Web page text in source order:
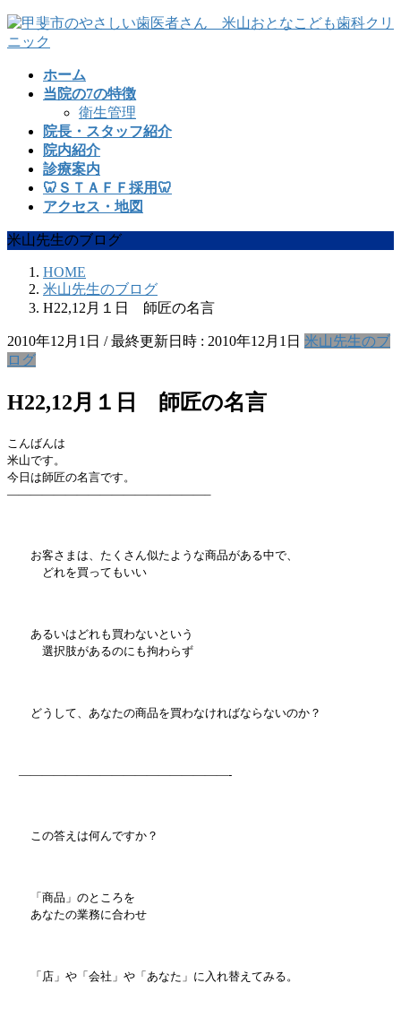
コ
ン
ナ
ビ
ホーム
当院の7の特徴
衛生管理
院長・スタッフ紹介
院内紹介
診療案内
🦷ＳＴＡＦＦ採用🦷
アクセス・地図
米山先生のブログ
HOME
米山先生のブログ
H22,12月１日 師匠の名言
2010年12月1日 / 最終更新日時 : 2010年12月1日 米山先生のブ
ログ
H22,12月１日 師匠の名言
こんばんは
米山です。
今日は師匠の名言です。
—————————————————–
お客さまは、たくさん似たような商品がある中で、
どれを買ってもいい
あるいはどれも買わないという
選択肢があるのにも拘わらず
どうして、あなたの商品を買わなければならないのか？
——————————————————-
この答えは何んですか？
「商品」のところを
あなたの業務に合わせ
「店」や「会社」や「あなた」に入れ替えてみる。